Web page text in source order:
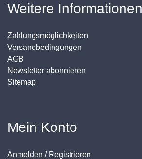
Weitere Informationen
Zahlungsmöglichkeiten
Versandbedingungen
AGB
Newsletter abonnieren
Sitemap
Mein Konto
Anmelden / Registrieren